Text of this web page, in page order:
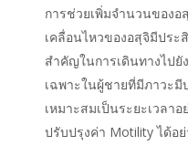
การช่วยเพิ่มจำนวนของอ
เคลื่อนไหวของอสุจิมีปร
สำคัญในการเดินทางไปยั
เฉพาะในผู้ชายที่มีภาวะมี
เหมาะสมเป็นระยะเวลา
ปรับปรุงค่า Motility ได้อ